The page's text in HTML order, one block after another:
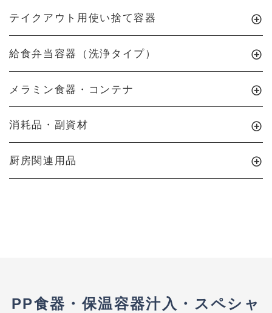
テイクアウト用使い捨て容器
給食弁当容器（洗浄タイプ）
メラミン食器・コンテナ
消耗品・副資材
厨房関連用品
PP食器・保温容器汁入・スペシャ